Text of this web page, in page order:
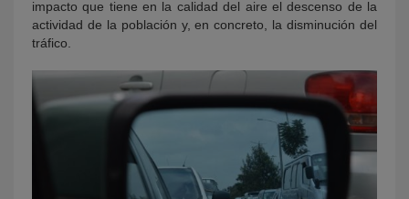
impacto que tiene en la calidad del aire el descenso de la
actividad de la población y, en concreto, la disminución del
tráfico.